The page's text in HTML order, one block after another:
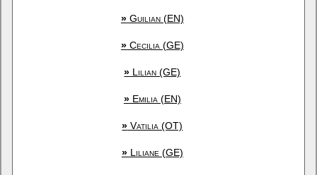
»Guilian (EN)
»Cecilia (GE)
» Lilian (GE)
»Emilia (EN)
» Vatilia (OT)
»Liliane (GE)